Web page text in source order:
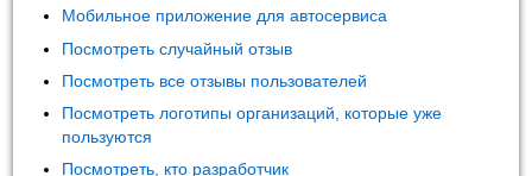
Мобильное приложение для автосервиса
Посмотреть случайный отзыв
Посмотреть все отзывы пользователей
Посмотреть логотипы организаций, которые уже
пользуются
Посмотреть, кто разработчик